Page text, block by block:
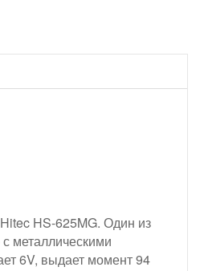
HS-625MG. Один из
металлическими
6V, выдает момент 94